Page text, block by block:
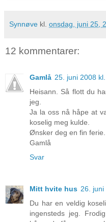
Synnøve kl. onsdag, juni 25,
12 kommentarer:
Gamlå 25. juni 2008
Heisann. Så flott du
jeg.
Ja la oss nå håpe at
koselig meg kulde.
Ønsker deg en fin ferie.
Gamlå
Svar
Mitt hvite hus 26. juni
Du har en veldig
ingensteds jeg.